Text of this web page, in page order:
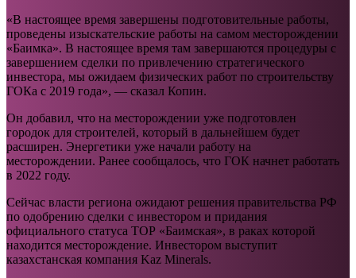
«В настоящее время завершены подготовительные работы,
проведены изыскательские работы на самом месторождении
«Баимка». В настоящее время там завершаются процедуры с
завершением сделки по привлечению стратегического
инвестора, мы ожидаем физических работ по строительству
ГОКа с 2019 года», — сказал Копин.
Он добавил, что на месторождении уже подготовлен
городок для строителей, который в дальнейшем будет
расширен. Энергетики уже начали работу на
месторождении. Ранее сообщалось, что ГОК начнет работать
в 2022 году.
Сейчас власти региона ожидают решения правительства РФ
по одобрению сделки с инвестором и придания
официального статуса ТОР «Баимская», в раках которой
находится месторождение. Инвестором выступит
казахстанская компания Kaz Minerals.